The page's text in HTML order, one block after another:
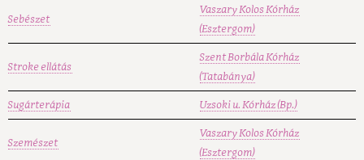
Sebészet
Vaszary Kolos Kórház
(Esztergom)
Stroke ellátás
Szent Borbála Kórház
(Tatabánya)
Sugárterápia Uzsoki u. Kórház (Bp.)
Szemészet
Vaszary Kolos Kórház
(Esztergom)